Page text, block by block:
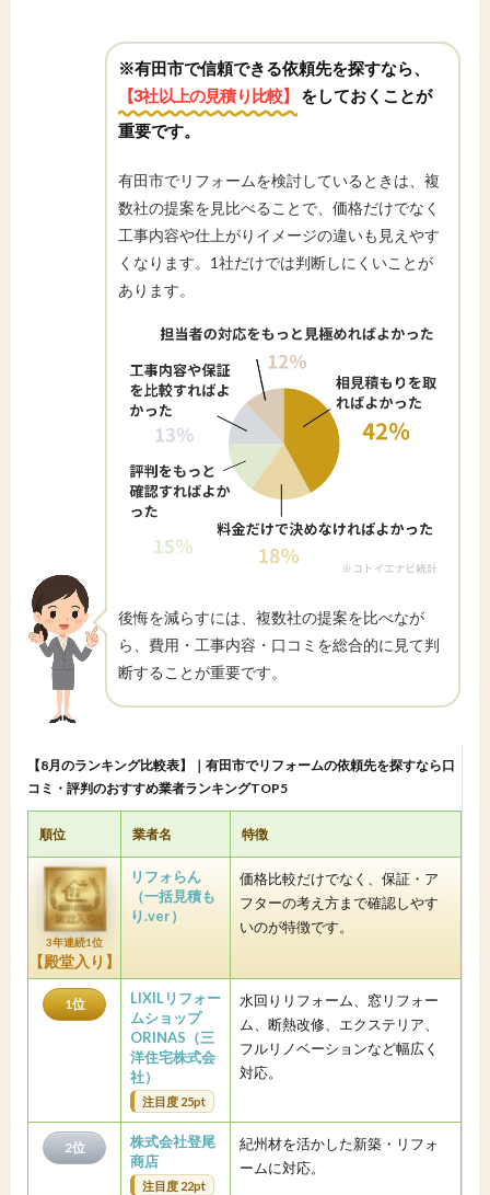
※有田市で信頼できる依頼先を探すなら、
【3社以上の見積り比較】
をしておくことが
重要です。
有田市でリフォームを検討しているときは、複
数社の提案を見比べることで、価格だけでなく
工事内容や仕上がりイメージの違いも見えやす
くなります。1社だけでは判断しにくいことが
あります。
後悔を減らすには、複数社の提案を比べなが
ら、費用・工事内容・口コミを総合的に見て判
断することが重要です。
【8月のランキング比較表】｜有田市でリフォームの依頼先を探すなら口
コミ・評判のおすすめ業者ランキングTOP5
順位 業者名 特徴
3年連続1位
【殿堂入り】
リフォらん
（一括見積も
り.ver）
価格比較だけでなく、保証・ア
フターの考え方まで確認しやす
いのが特徴です。
1位
LIXILリフォー
ムショップ
ORINAS（三
洋住宅株式会
社）
注目度 25pt
水回りリフォーム、窓リフォー
ム、断熱改修、エクステリア、
フルリノベーションなど幅広く
対応。
2位
株式会社登尾
商店
注目度 22pt
紀州材を活かした新築・リフォ
ームに対応。